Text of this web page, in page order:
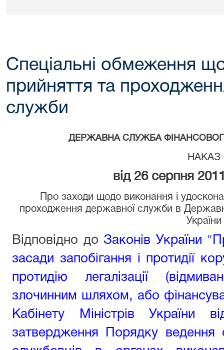
Спеціальні обмеження
прийняття та
служби
ДЕРЖАВНА СЛУЖБА
НАКАЗ
від 26 серпня
Про заходи щодо виконання і
проходження державної служби в
України
Відповідно до Законів України
засади запобігання і протидії
протидію легалізації
злочинним шляхом, або
Кабінету Міністрів
затвердження Порядку ведення